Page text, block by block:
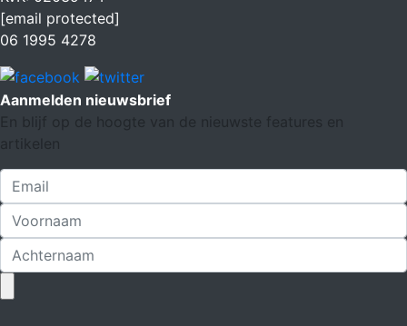
[email protected]
06 1995 4278
Aanmelden nieuwsbrief
En blijf op de hoogte van de nieuwste features en
artikelen